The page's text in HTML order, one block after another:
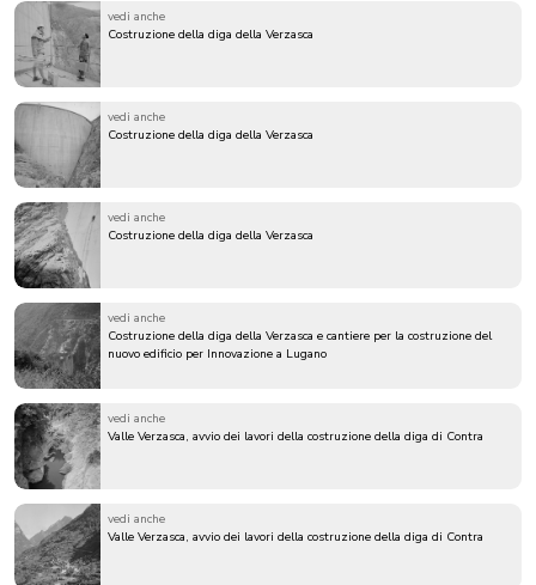
vedi anche
Costruzione della diga della Verzasca
vedi anche
Costruzione della diga della Verzasca
vedi anche
Costruzione della diga della Verzasca
vedi anche
Costruzione della diga della Verzasca e cantiere per la costruzione del
nuovo edificio per Innovazione a Lugano
vedi anche
Valle Verzasca, avvio dei lavori della costruzione della diga di Contra
vedi anche
Valle Verzasca, avvio dei lavori della costruzione della diga di Contra